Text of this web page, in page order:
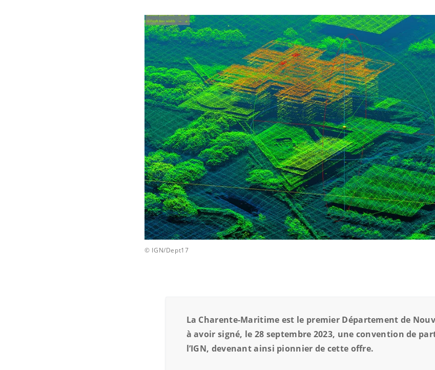
© IGN/Dept17
La Charente-Maritime est le premier Département de
à avoir signé, le 28 septembre 2023, une convention de
l’IGN, devenant ainsi pionnier de cette offre.